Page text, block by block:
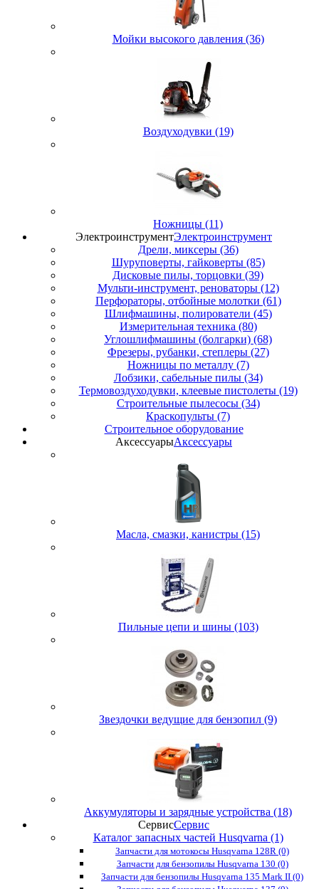
Мойки высокого давления (36)
Воздуходувки (19)
Ножницы (11)
ЭлектроинструментЭлектроинструмент
Дрели, миксеры (36)
Шуруповерты, гайковерты (85)
Дисковые пилы, торцовки (39)
Мульти-инструмент, реноваторы (12)
Перфораторы, отбойные молотки (61)
Шлифмашины, полирователи (45)
Измерительная техника (80)
Углошлифмашины (болгарки) (68)
Фрезеры, рубанки, степлеры (27)
Ножницы по металлу (7)
Лобзики, сабельные пилы (34)
Термовоздуходувки, клеевые пистолеты (19)
Строительные пылесосы (34)
Краскопульты (7)
Строительное оборудование
АксессуарыАксессуары
Масла, смазки, канистры (15)
Пильные цепи и шины (103)
Звездочки ведущие для бензопил (9)
Аккумуляторы и зарядные устройства (18)
СервисСервис
Каталог запасных частей Husqvarna (1)
Запчасти для мотокосы Husqvarna 128R (0)
Запчасти для бензопилы Husqvarna 130 (0)
Запчасти для бензопилы Husqvarna 135 Mark II (0)